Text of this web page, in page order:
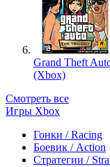
Grand Theft
(Xbox)
Смотреть все
Игры Xbox
Гонки / Racing
Боевик / Action
Стратегии /